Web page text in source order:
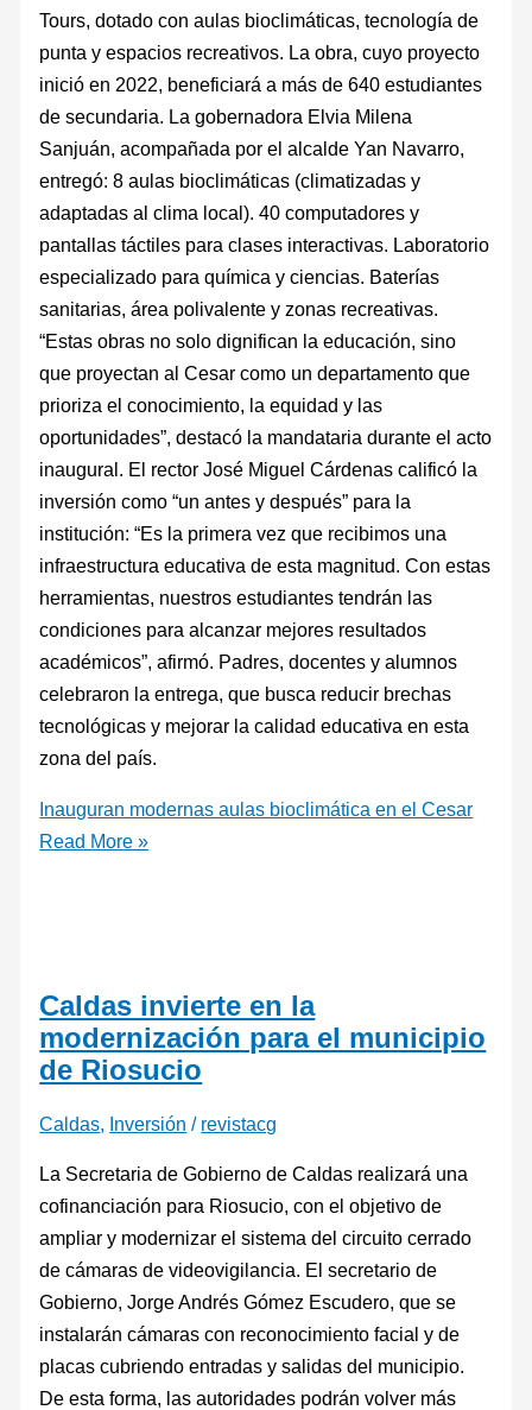
Tours, dotado con aulas bioclimáticas, tecnología de
punta y espacios recreativos. La obra, cuyo proyecto
inició en 2022, beneficiará a más de 640 estudiantes
de secundaria. La gobernadora Elvia Milena
Sanjuán, acompañada por el alcalde Yan Navarro,
entregó: 8 aulas bioclimáticas (climatizadas y
adaptadas al clima local). 40 computadores y
pantallas táctiles para clases interactivas. Laboratorio
especializado para química y ciencias. Baterías
sanitarias, área polivalente y zonas recreativas.
“Estas obras no solo dignifican la educación, sino
que proyectan al Cesar como un departamento que
prioriza el conocimiento, la equidad y las
oportunidades”, destacó la mandataria durante el acto
inaugural. El rector José Miguel Cárdenas calificó la
inversión como “un antes y después” para la
institución: “Es la primera vez que recibimos una
infraestructura educativa de esta magnitud. Con estas
herramientas, nuestros estudiantes tendrán las
condiciones para alcanzar mejores resultados
académicos”, afirmó. Padres, docentes y alumnos
celebraron la entrega, que busca reducir brechas
tecnológicas y mejorar la calidad educativa en esta
zona del país.
Inauguran modernas aulas bioclimática en el Cesar
Read More »
Caldas invierte en la
modernización para el municipio
de Riosucio
Caldas, Inversión / revistacg
La Secretaria de Gobierno de Caldas realizará una
cofinanciación para Riosucio, con el objetivo de
ampliar y modernizar el sistema del circuito cerrado
de cámaras de videovigilancia. El secretario de
Gobierno, Jorge Andrés Gómez Escudero, que se
instalarán cámaras con reconocimiento facial y de
placas cubriendo entradas y salidas del municipio.
De esta forma, las autoridades podrán volver más